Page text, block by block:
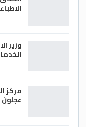
وزير
مركز